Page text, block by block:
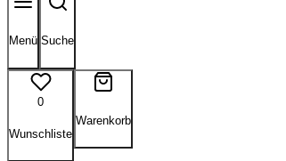
Menü Suche
0
Wunschliste
Warenkorb